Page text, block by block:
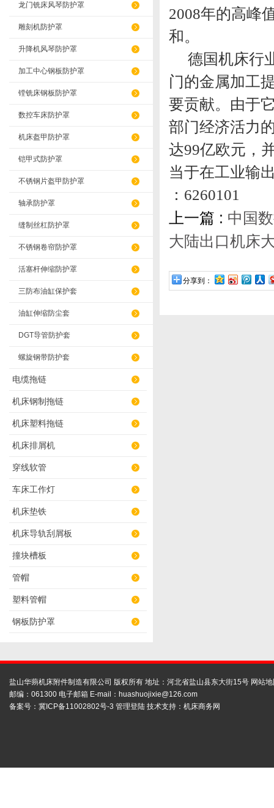
龙门铣床风琴防护罩
雕刻机防护罩
升降机风琴防护罩
加工中心钢板防护罩
镗铣床钢板防护罩
数控车床防护罩
机床盔甲防护罩
铠甲式防护罩
不锈钢片盔甲防护罩
轴承防护罩
缝制丝杠防护罩
不锈钢卷帘防护罩
活塞杆伸缩防护罩
三防布油缸保护套
油缸伸缩防尘套
DGT导管防护套
螺旋钢带防护套
电缆拖链
机床钢制拖链
机床塑料拖链
机床排屑机
穿线软管
车床工作灯
机床垫铁
机床导轨刮屑板
撞块槽板
管帽
塑料管帽
钢板防护罩
2008年的高峰
和。
德国机床行
门的金属加工
要贡献。由于
部门经济活力
达99亿欧元，
当于在工业输
：6260101
上一篇 : 中国
大陆出口机床
分享到：
盐山华蒴机床附件制造有限公司 版权所有 地址：河北省盐山县东大街15号 网站
邮编：061300 电子邮箱 E-mail： huashuojixie@126.com
备案号： 冀ICP备11002802号-3 管理登陆 技术支持： 机床商务网